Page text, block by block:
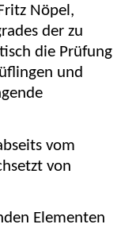
Nöpel,
der zu
die Prüfung
und
vom
von
Elementen